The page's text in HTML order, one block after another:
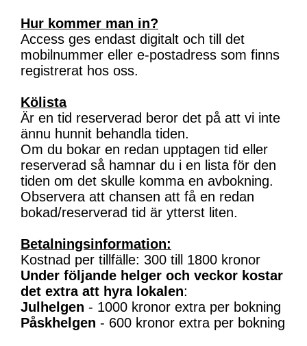
Hur kommer man in?
Access ges endast digitalt och till det
mobilnummer eller e-postadress som finns
registrerat hos oss.
Kölista
Är en tid reserverad beror det på att vi inte
ännu hunnit behandla tiden.
Om du bokar en redan upptagen tid eller
reserverad så hamnar du i en lista för den
tiden om det skulle komma en avbokning.
Observera att chansen att få en redan
bokad/reserverad tid är ytterst liten.
Betalningsinformation:
Kostnad per tillfälle: 300 till 1800 kronor
Under följande helger och veckor kostar
det extra att hyra lokalen:
Julhelgen - 1000 kronor extra per bokning
Påskhelgen - 600 kronor extra per bokning